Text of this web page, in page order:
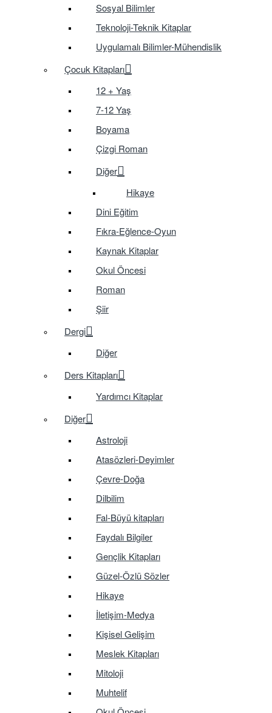
Sosyal Bilimler
Teknoloji-Teknik Kitaplar
Uygulamalı Bilimler-Mühendislik
Çocuk Kitapları
12 + Yaş
7-12 Yaş
Boyama
Çizgi Roman
Diğer
Hikaye
Dini Eğitim
Fıkra-Eğlence-Oyun
Kaynak Kitaplar
Okul Öncesi
Roman
Şiir
Dergi
Diğer
Ders Kitapları
Yardımcı Kitaplar
Diğer
Astroloji
Atasözleri-Deyimler
Çevre-Doğa
Dilbilim
Fal-Büyü kitapları
Faydalı Bilgiler
Gençlik Kitapları
Güzel-Özlü Sözler
Hikaye
İletişim-Medya
Kişisel Gelişim
Meslek Kitapları
Mitoloji
Muhtelif